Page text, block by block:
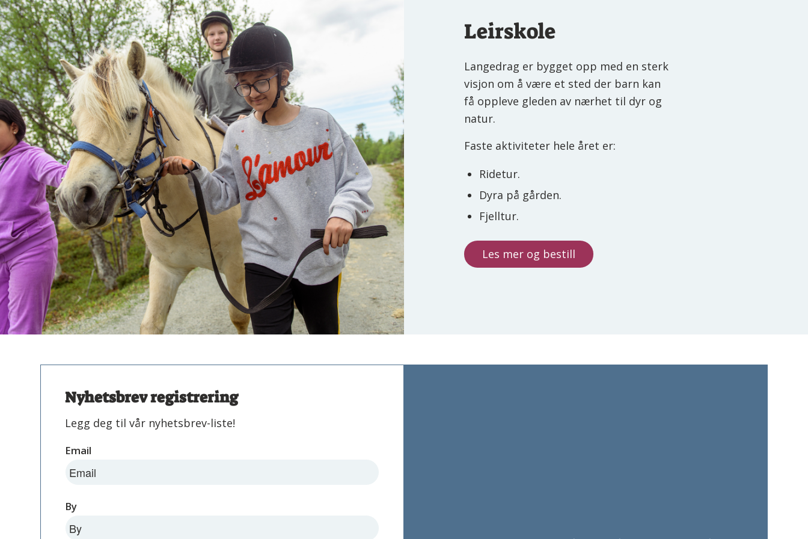
Leirskole
Langedrag er bygget opp med en sterk
visjon om å være et sted der barn kan
få oppleve gleden av nærhet til dyr og
natur.
Faste aktiviteter hele året er:
Ridetur.
Dyra på gården.
Fjelltur.
Les mer og bestill
Nyhetsbrev registrering
Legg deg til vår nyhetsbrev-liste!
Email
By